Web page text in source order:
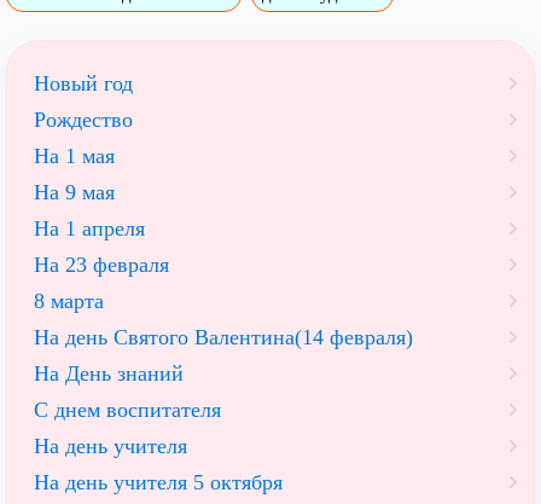
Новый год
Рождество
На 1 мая
На 9 мая
На 1 апреля
На 23 февраля
8 марта
На день Святого Валентина(14 февраля)
На День знаний
С днем воспитателя
На день учителя
На день учителя 5 октября